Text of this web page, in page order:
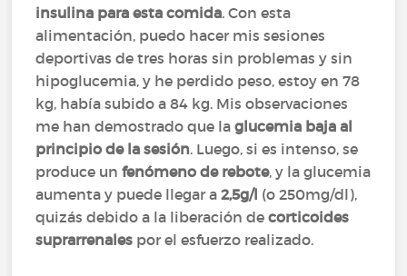
insulina para esta comida. Con esta
alimentación, puedo hacer mis sesiones
deportivas de tres horas sin problemas y sin
hipoglucemia, y he perdido peso, estoy en 78
kg, había subido a 84 kg. Mis observaciones
me han demostrado que laglucemia baja al
principio de la sesión. Luego, si es intenso, se
produce unfenómeno de rebote, y la glucemia
aumenta y puede llegar a 2,5g/l (o 250mg/dl),
quizás debido a la liberación decorticoides
suprarrenales por el esfuerzo realizado.